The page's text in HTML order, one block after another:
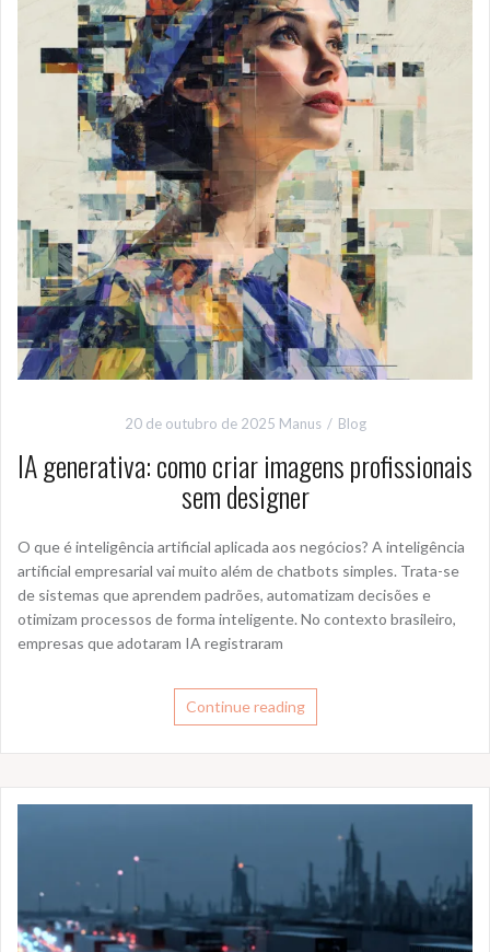
20 de outubro de 2025 Manus Blog
IA generativa: como criar imagens profissionais
sem designer
O que é inteligência artificial aplicada aos negócios? A inteligência
artificial empresarial vai muito além de chatbots simples. Trata-se
de sistemas que aprendem padrões, automatizam decisões e
otimizam processos de forma inteligente. No contexto brasileiro,
empresas que adotaram IA registraram
Continue reading